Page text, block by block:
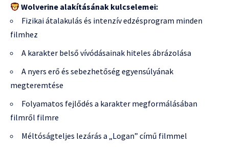
Wolverine alakításának kulcselemei:
Fizikai átalakulás és intenzív edzésprogram minden
filmhez
A karakter belső vívódásainak hiteles ábrázolása
A nyers erő és sebezhetőség egyensúlyának
megteremtése
Folyamatos fejlődés a karakter megformálásában
filmről filmre
Méltóságteljes lezárás a „Logan” című filmmel